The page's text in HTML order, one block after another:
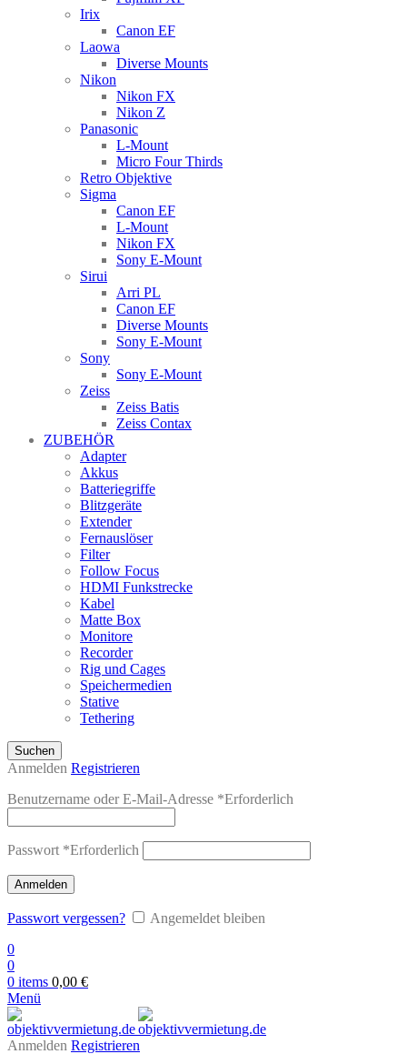
Irix
Canon EF
Laowa
Diverse Mounts
Nikon
Nikon FX
Nikon Z
Panasonic
L-Mount
Micro Four Thirds
Retro Objektive
Sigma
Canon EF
L-Mount
Nikon FX
Sony E-Mount
Sirui
Arri PL
Canon EF
Diverse Mounts
Sony E-Mount
Sony
Sony E-Mount
Zeiss
Zeiss Batis
Zeiss Contax
ZUBEHÖR
Adapter
Akkus
Batteriegriffe
Blitzgeräte
Extender
Fernauslöser
Filter
Follow Focus
HDMI Funkstrecke
Kabel
Matte Box
Monitore
Recorder
Rig und Cages
Speichermedien
Stative
Tethering
Suchen
Anmelden Registrieren
Benutzername oder E-Mail-Adresse *Erforderlich
Passwort *Erforderlich
Anmelden
Passwort vergessen?
Angemeldet bleiben
0
0
0 items 0,00 €
Menü
Anmelden Registrieren